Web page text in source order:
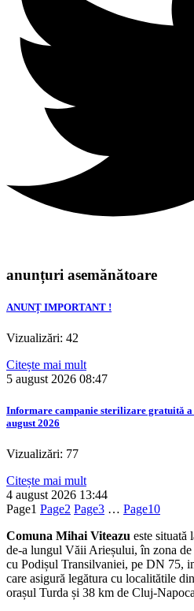
anunțuri asemănătoare
ANUNȚ IMPORTANT !
Vizualizări: 42
Citește mai mult
5 august 2026 08:47
Informare campanie sterilizare gratuită a
august 2026
Vizualizări: 77
Citește mai mult
4 august 2026 13:44
Page1 Page2 Page3 … Page10
Comuna Mihai Viteazu este situată
de-a lungul Văii Arieșului, în zona
cu Podișul Transilvaniei, pe DN 75,
care asigură legătura cu localitătile
orașul Turda și 38 km de Cluj-